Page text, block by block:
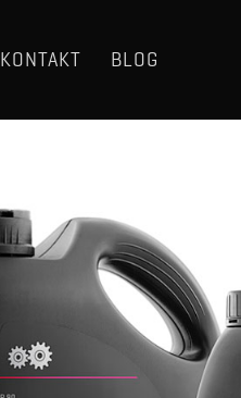
KONTAKT BLOG